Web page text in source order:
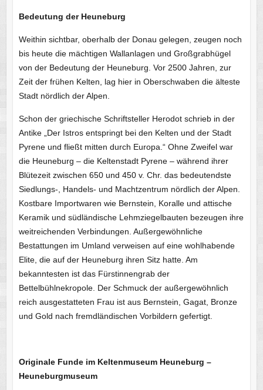
Bedeutung der Heuneburg
Weithin sichtbar, oberhalb der Donau gelegen, zeugen noch
bis heute die mächtigen Wallanlagen und Großgrabhügel
von der Bedeutung der Heuneburg. Vor 2500 Jahren, zur
Zeit der frühen Kelten, lag hier in Oberschwaben die älteste
Stadt nördlich der Alpen.
Schon der griechische Schriftsteller Herodot schrieb in der
Antike „Der Istros entspringt bei den Kelten und der Stadt
Pyrene und fließt mitten durch Europa.“ Ohne Zweifel war
die Heuneburg – die Keltenstadt Pyrene – während ihrer
Blütezeit zwischen 650 und 450 v. Chr. das bedeutendste
Siedlungs-, Handels- und Machtzentrum nördlich der Alpen.
Kostbare Importwaren wie Bernstein, Koralle und attische
Keramik und südländische Lehmziegelbauten bezeugen ihre
weitreichenden Verbindungen. Außergewöhnliche
Bestattungen im Umland verweisen auf eine wohlhabende
Elite, die auf der Heuneburg ihren Sitz hatte. Am
bekanntesten ist das Fürstinnengrab der
Bettelbühlnekropole. Der Schmuck der außergewöhnlich
reich ausgestatteten Frau ist aus Bernstein, Gagat, Bronze
und Gold nach fremdländischen Vorbildern gefertigt.
Originale Funde im Keltenmuseum Heuneburg –
Heuneburgmuseum